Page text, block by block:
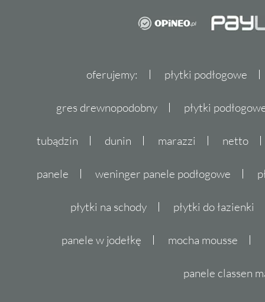
oferujemy: płytki podłogowe
gres drewnopodobny płytki
tubądzin dunin marazzi netto
panele weninger panele podłogowe
płytki na schody płytki do łazienki
panele w jodełkę mocha mousse
panele classen